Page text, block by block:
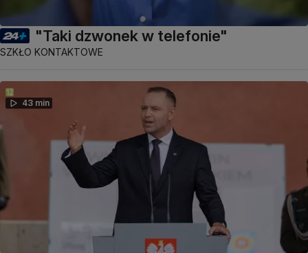
"Taki dzwonek w telefonie"
SZKŁO KONTAKTOWE
43 min